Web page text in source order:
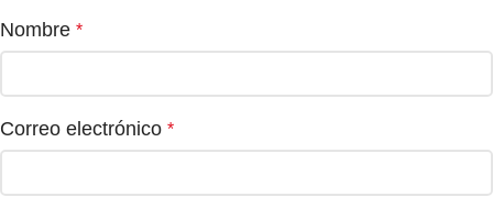
Nombre *
Correo electrónico *